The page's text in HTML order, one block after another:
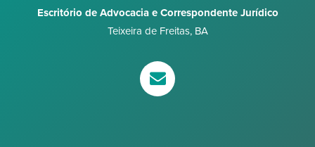
Escritório de Advocacia e Correspondente Jurídico
Teixeira de Freitas, BA